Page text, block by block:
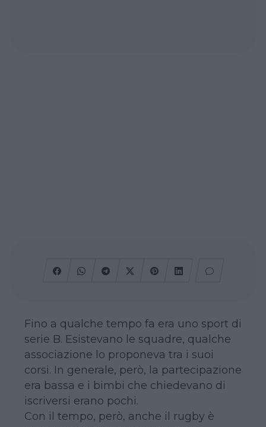
Fino a qualche tempo fa era uno sport di
serie B. Esistevano le squadre, qualche
associazione lo proponeva tra i suoi
corsi. In generale, però, la partecipazione
era bassa e i bimbi che chiedevano di
iscriversi erano pochi.
Con il tempo, però, anche il rugby è